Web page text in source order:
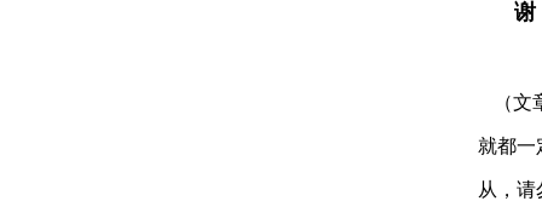
谢
（文
就都一
从，请